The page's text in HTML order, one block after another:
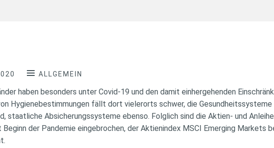
ALLGEMEIN
haben besonders unter Covid-19 und den damit einhergehenden
Hygienebestimmungen fällt dort vielerorts schwer, die
staatliche Absicherungssysteme ebenso. Folglich sind die Aktien- und
der Pandemie eingebrochen, der Aktienindex MSCI Emerging Markets